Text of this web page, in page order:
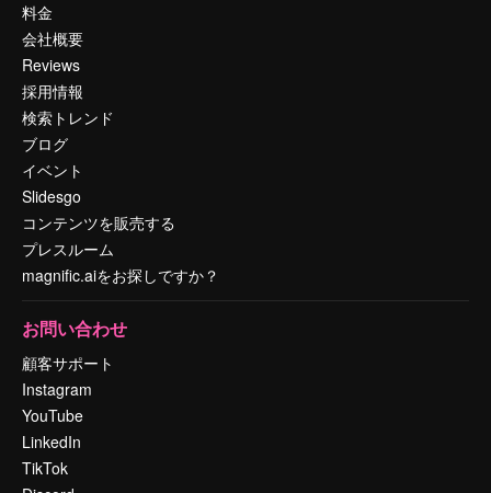
料金
会社概要
Reviews
採用情報
検索トレンド
ブログ
イベント
Slidesgo
コンテンツを販売する
プレスルーム
magnific.aiをお探しですか？
お問い合わせ
顧客サポート
Instagram
YouTube
LinkedIn
TikTok